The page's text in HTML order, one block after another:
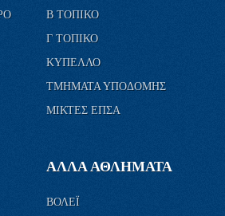
Β ΤΟΠΙΚΟ
Γ ΤΟΠΙΚΟ
ΚΥΠΕΛΛΟ
ΤΜΗΜΑΤΑ ΥΠΟΔΟΜΗΣ
ΜΙΚΤΕΣ ΕΠΣΑ
ΑΛΛΑ ΑΘΛΗΜΑΤΑ
ΒΟΛΕΪ